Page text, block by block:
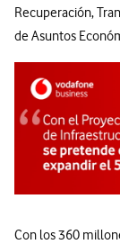
Recuperación,
de Asuntos
Con los 360